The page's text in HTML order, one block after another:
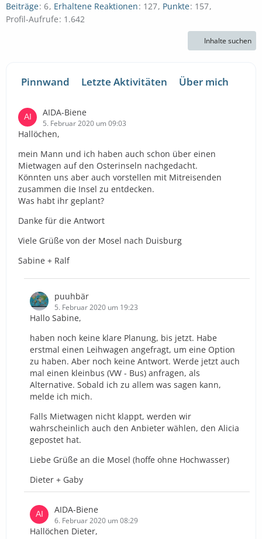
Beiträge 6 Erhaltene Reaktionen 127 Punkte 157
Profil-Aufrufe 1.642
Inhalte suchen
Pinnwand Letzte Aktivitäten Über mich
AIDA-Biene
5. Februar 2020 um 09:03
Hallöchen,
mein Mann und ich haben auch schon über einen
Mietwagen auf den Osterinseln nachgedacht.
Könnten uns aber auch vorstellen mit Mitreisenden
zusammen die Insel zu entdecken.
Was habt ihr geplant?
Danke für die Antwort
Viele Grüße von der Mosel nach Duisburg
Sabine + Ralf
puuhbär
5. Februar 2020 um 19:23
Hallo Sabine,
haben noch keine klare Planung, bis jetzt. Habe
erstmal einen Leihwagen angefragt, um eine Option
zu haben. Aber noch keine Antwort. Werde jetzt auch
mal einen kleinbus (VW - Bus) anfragen, als
Alternative. Sobald ich zu allem was sagen kann,
melde ich mich.
Falls Mietwagen nicht klappt, werden wir
wahrscheinlich auch den Anbieter wählen, den Alicia
gepostet hat.
Liebe Grüße an die Mosel (hoffe ohne Hochwasser)
Dieter + Gaby
AIDA-Biene
6. Februar 2020 um 08:29
Hallöchen Dieter,